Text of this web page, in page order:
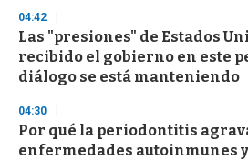
3
s
c
o
d
s
04:42
Las "presiones" de Estados
recibido el gobierno en este
diálogo se está manteniendo
04:30
Por qué la periodontitis
enfermedades autoinmunes